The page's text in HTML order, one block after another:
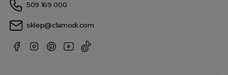
509 169 000
sklep@clamodi.com